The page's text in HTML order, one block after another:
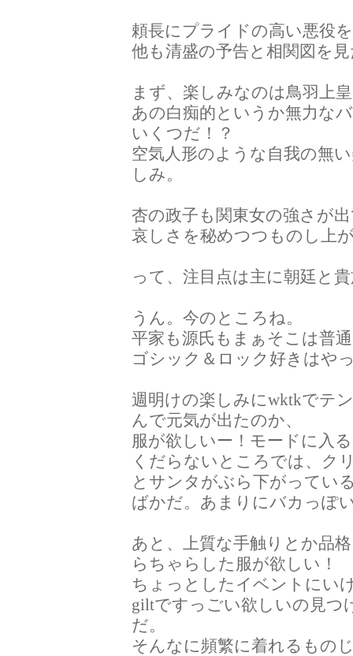
頼長にプライドの高い悪役
他も清盛の予告と相関図を
まず、楽しみなのは鳥羽上
あの白痴的というか無力な
いくつだ！？
空気人形のような自我の無
しみ。
杏の政子も関東女の強さが
哀しさを秘めつつものし上
って、注目点は主に朝廷と
うん。今のところね。
平家も源氏もまぁそこは普
ゴシック＆ロック好きはや
週明けの楽しみにwktkでテ
んで元気が出たのか、
服が欲しいー！モードに入
くだらないところでは、ク
とサンタがぶら下がってい
ばかだ。あまりにバカっぽ
あと、上質な手触りとか品
らちゃらした服が欲しい！
ちょっとしたイベントにい
giltですっごい欲しいの見つ
だ。
そんなに頻繁に着れるもの